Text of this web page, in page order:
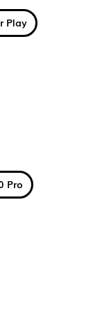
Play
Pro